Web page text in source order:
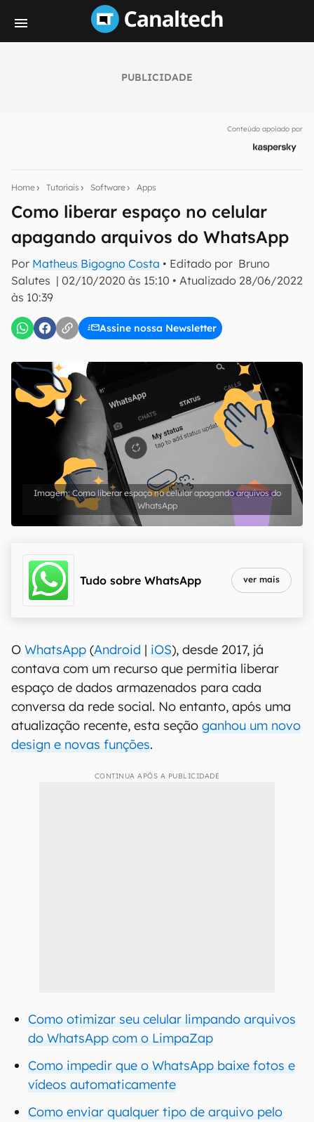
PUBLICIDADE
Conteúdo apoiado por
Home Tutoriais Software Apps
Como liberar espaço no celular
apagando arquivos do WhatsApp
Por Matheus Bigogno Costa • Editado por Bruno
Salutes | 02/10/2020 às 15:10 • Atualizado 28/06/2022
às 10:39
Assine nossa Newsletter
notícias e reviews sobre tecnologia em primeira
inscreva-se
Confirmo que li, aceito e concordo com os Termos de
Uso e Política de Privacidade do Canaltech.
Como liberar espaço no celular apagando arquivos do
WhatsApp
Tudo sobre WhatsApp ver mais
O WhatsApp (Android | iOS), desde 2017, já
contava com um recurso que permitia liberar
espaço de dados armazenados para cada
conversa da rede social. No entanto, após uma
atualização recente, esta seção ganhou um novo
design e novas funções.
CONTINUA APÓS A PUBLICIDADE
Como otimizar seu celular limpando arquivos
do WhatsApp com o LimpaZap
Como impedir que o WhatsApp baixe fotos e
vídeos automaticamente
Como enviar qualquer tipo de arquivo pelo